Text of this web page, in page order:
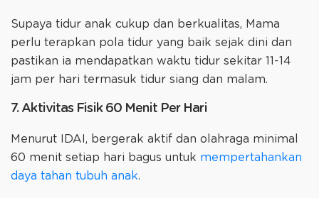
Supaya tidur anak cukup dan berkualitas, Mama
perlu terapkan pola tidur yang baik sejak dini dan
pastikan ia mendapatkan waktu tidur sekitar 11-14
jam per hari termasuk tidur siang dan malam.
7. Aktivitas Fisik 60 Menit Per Hari
Menurut IDAI, bergerak aktif dan olahraga minimal
60 menit setiap hari bagus untuk mempertahankan
daya tahan tubuh anak.